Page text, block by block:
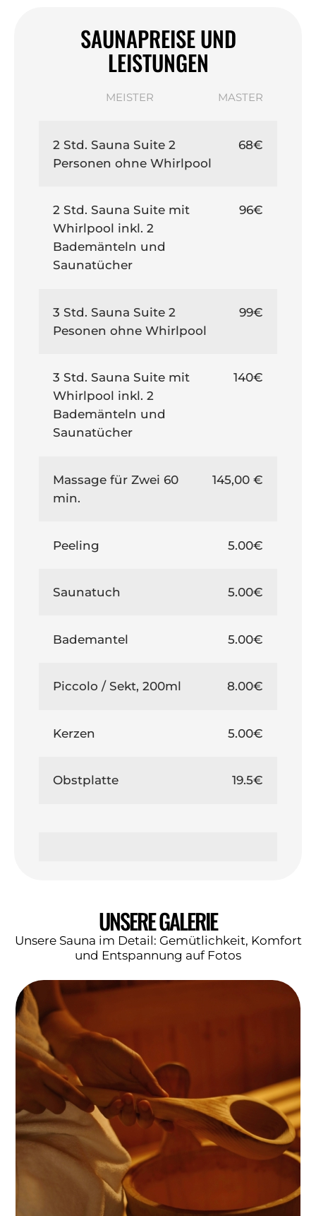
SAUNAPREISE UND
LEISTUNGEN
MEISTER MASTER
2 Std. Sauna Suite 2
Personen ohne Whirlpool
68€
2 Std. Sauna Suite mit
Whirlpool inkl. 2
Bademänteln und
Saunatücher
96€
3 Std. Sauna Suite 2
Pesonen ohne Whirlpool
99€
3 Std. Sauna Suite mit
Whirlpool inkl. 2
Bademänteln und
Saunatücher
140€
Massage für Zwei 60
min.
145,00 €
Peeling 5.00€
Saunatuch 5.00€
Bademantel 5.00€
Piccolo / Sekt, 200ml 8.00€
Kerzen 5.00€
Obstplatte 19.5€
UNSERE GALERIE
Unsere Sauna im Detail: Gemütlichkeit, Komfort
und Entspannung auf Fotos